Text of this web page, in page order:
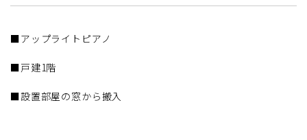
■アップライトピアノ
■戸建1階
■設置部屋の窓から搬入